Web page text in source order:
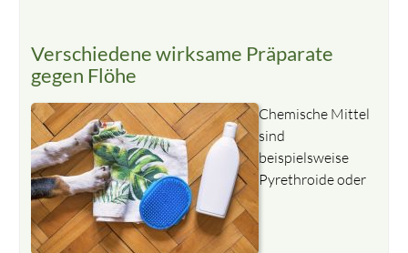
Verschiedene wirksame Präparate
gegen Flöhe
Chemische Mittel
sind
beispielsweise
Pyrethroide oder